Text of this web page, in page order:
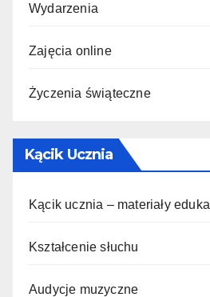
Wydarzenia
Zajęcia online
Życzenia świąteczne
Kącik Ucznia
Kącik ucznia – materiały
Kształcenie słuchu
Audycje muzyczne